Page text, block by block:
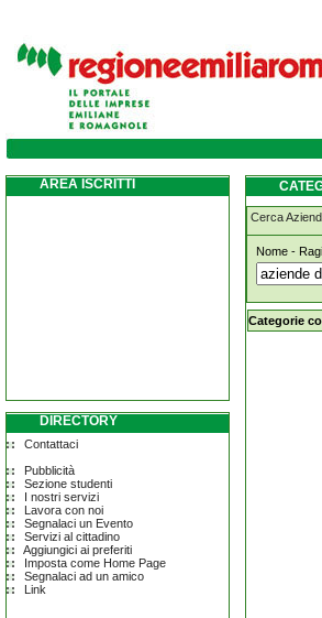
aziende-di-utilizzazione-
AREA ISCRITTI
DIRECTORY
Contattaci
Pubblicità
Sezione studenti
I nostri servizi
Lavora con noi
Segnalaci un Evento
Servizi al cittadino
Aggiungici ai preferiti
Imposta come Home Page
Segnalaci ad un amico
Link
Cerca
Nome -
aziende-
Categorie